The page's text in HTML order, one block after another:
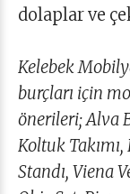
dolaplar ve
Kelebek
burçları için
önerileri; Alva
Koltuk
Standı, Viena